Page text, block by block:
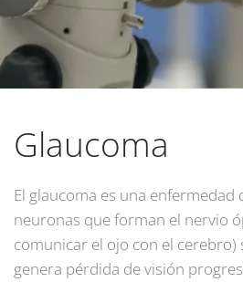
Glaucoma
El glaucoma es una
neuronas que forman el nervio
comunicar el ojo con el
genera pérdida de visión